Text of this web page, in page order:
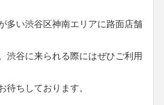
多い渋谷区神南エリアに路面店舗
渋谷に来られる際にはぜひご利用
待ちしております。